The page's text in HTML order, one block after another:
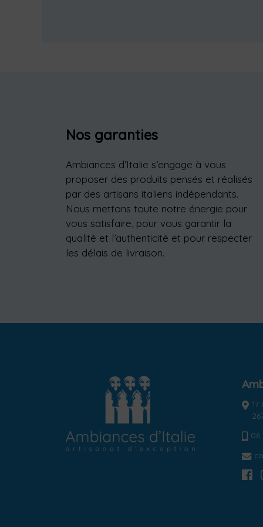
Nos garanties
Ambiances d’Italie s’engage à vous
proposer des produits pensés et réalisés
par des artisans italiens indépendants.
Nous mettons toute notre énergie pour
vous satisfaire, pour vous garantir la
qualité et l’authenticité et pour respecter
les délais de livraison.
06